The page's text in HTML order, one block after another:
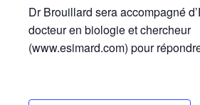
Dr Brouillard sera accompagné
docteur en biologie et chercheur
(www.esimard.com) pour